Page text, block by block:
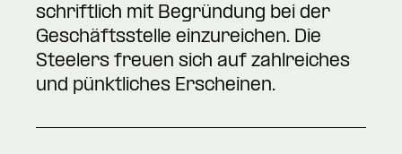
schriftlich mit Begründung bei der
Geschäftsstelle einzureichen. Die
Steelers freuen sich auf zahlreiches
und pünktliches Erscheinen.